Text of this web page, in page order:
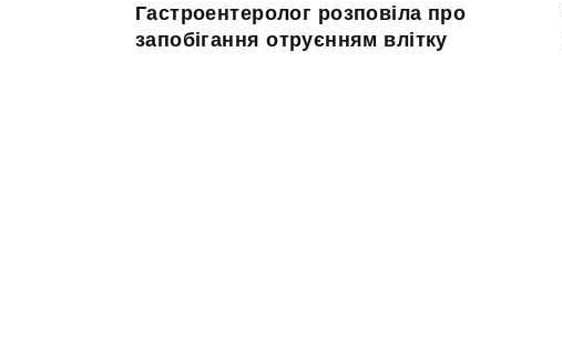
Гастроентеролог розповіла про
запобігання отруєнням влітку